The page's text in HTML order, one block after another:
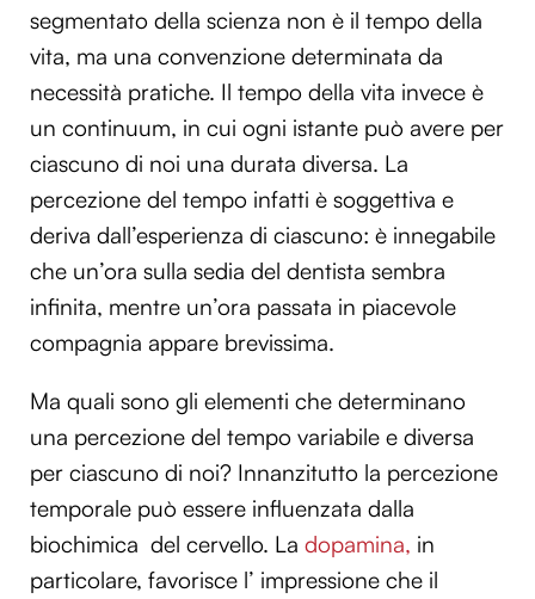
segmentato della scienza non è il tempo della
vita, ma una convenzione determinata da
necessità pratiche. Il tempo della vita invece è
un continuum, in cui ogni istante può avere per
ciascuno di noi una durata diversa. La
percezione del tempo infatti è soggettiva e
deriva dall’esperienza di ciascuno: è innegabile
che un’ora sulla sedia del dentista sembra
infinita, mentre un’ora passata in piacevole
compagnia appare brevissima.
Ma quali sono gli elementi che determinano
una percezione del tempo variabile e diversa
per ciascuno di noi? Innanzitutto la percezione
temporale può essere influenzata dalla
biochimica del cervello. La dopamina, in
particolare, favorisce l’ impressione che il